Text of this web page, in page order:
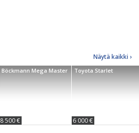
Näytä kaikki ›
Böckmann Mega Master
8 500 €
Toyota Starlet
6 000 €